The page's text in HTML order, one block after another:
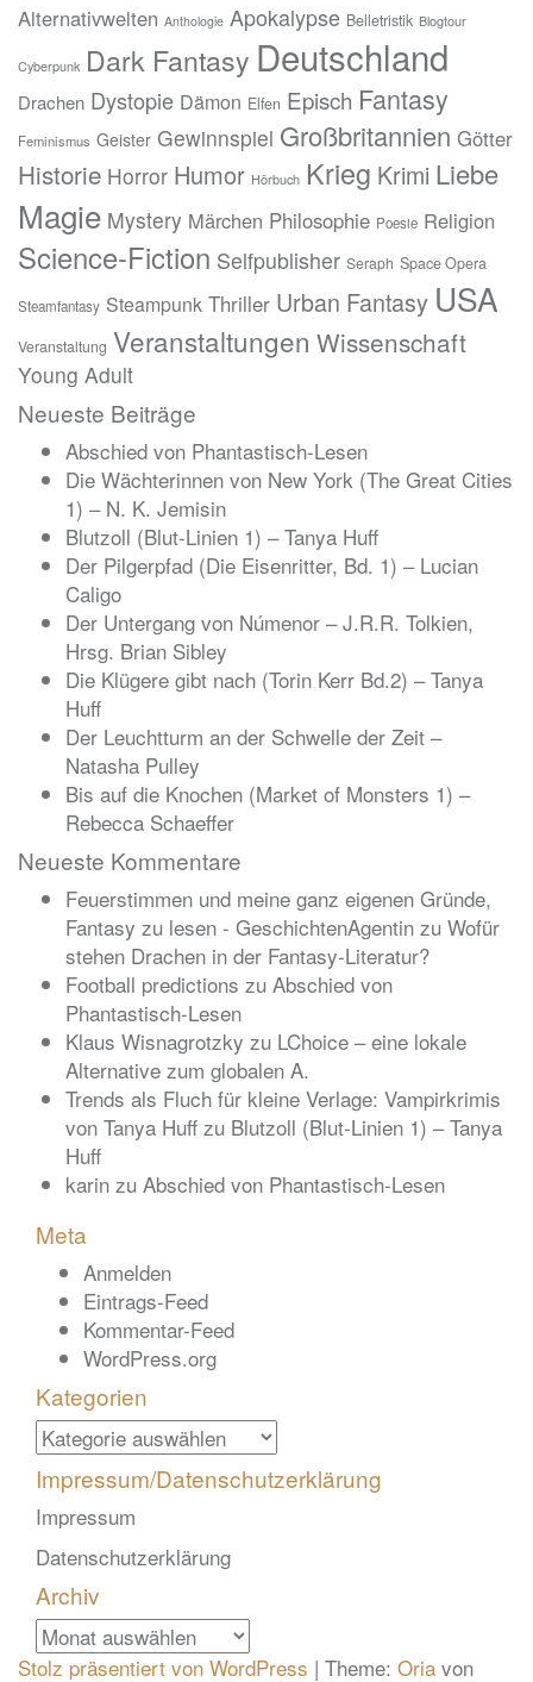
Alternativwelten Anthologie Apokalypse Belletristik Blogtour
Cyberpunk Dark Fantasy Deutschland
Drachen Dystopie Dämon Elfen Episch Fantasy
Feminismus Geister Gewinnspiel Großbritannien Götter
Historie Horror Humor Hörbuch Krieg Krimi Liebe
Magie Mystery Märchen Philosophie Poesie Religion
Science-Fiction Selfpublisher Seraph Space Opera
Steamfantasy Steampunk Thriller Urban Fantasy USA
Veranstaltung Veranstaltungen Wissenschaft
Young Adult
Neueste Beiträge
Abschied von Phantastisch-Lesen
Die Wächterinnen von New York (The Great Cities
1) – N. K. Jemisin
Blutzoll (Blut-Linien 1) – Tanya Huff
Der Pilgerpfad (Die Eisenritter, Bd. 1) – Lucian
Caligo
Der Untergang von Númenor – J.R.R. Tolkien,
Hrsg. Brian Sibley
Die Klügere gibt nach (Torin Kerr Bd.2) – Tanya
Huff
Der Leuchtturm an der Schwelle der Zeit –
Natasha Pulley
Bis auf die Knochen (Market of Monsters 1) –
Rebecca Schaeffer
Neueste Kommentare
Feuerstimmen und meine ganz eigenen Gründe,
Fantasy zu lesen - GeschichtenAgentin zu Wofür
stehen Drachen in der Fantasy-Literatur?
Football predictions zu Abschied von
Phantastisch-Lesen
Klaus Wisnagrotzky zu LChoice – eine lokale
Alternative zum globalen A.
Trends als Fluch für kleine Verlage: Vampirkrimis
von Tanya Huff zu Blutzoll (Blut-Linien 1) – Tanya
Huff
karin zu Abschied von Phantastisch-Lesen
Meta
Anmelden
Eintrags-Feed
Kommentar-Feed
WordPress.org
Kategorien
Kategorien
Impressum/Datenschutzerklärung
Impressum
Datenschutzerklärung
Archiv
Archiv
Stolz präsentiert von WordPress | Theme: Oria von